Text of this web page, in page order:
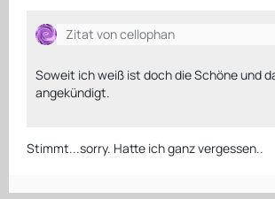
Zitat von cellophan
Soweit ich weiß ist doch die Schöne und
angekündigt.
Stimmt...sorry. Hatte ich ganz vergessen..